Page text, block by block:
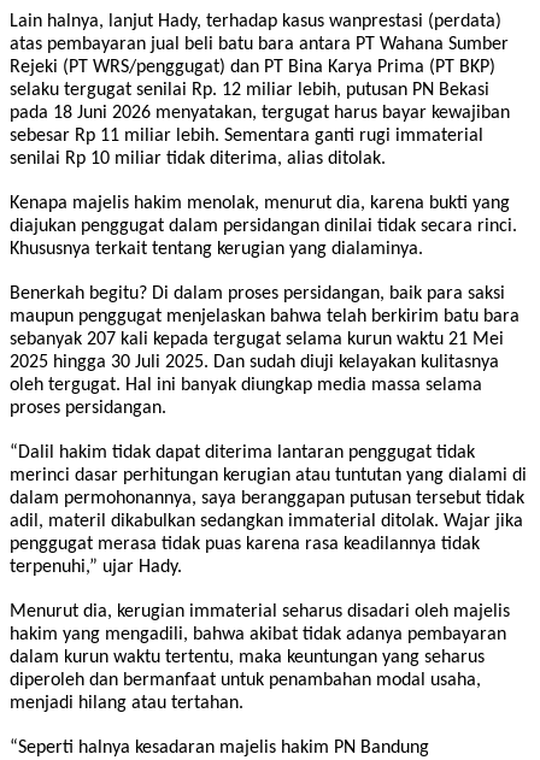
Lain halnya, lanjut Hady, terhadap kasus wanprestasi (perdata)
atas pembayaran jual beli batu bara antara PT Wahana Sumber
Rejeki (PT WRS/penggugat) dan PT Bina Karya Prima (PT BKP)
selaku tergugat senilai Rp. 12 miliar lebih, putusan PN Bekasi
pada 18 Juni 2026 menyatakan, tergugat harus bayar kewajiban
sebesar Rp 11 miliar lebih. Sementara ganti rugi immaterial
senilai Rp 10 miliar tidak diterima, alias ditolak.
Kenapa majelis hakim menolak, menurut dia, karena bukti yang
diajukan penggugat dalam persidangan dinilai tidak secara rinci.
Khususnya terkait tentang kerugian yang dialaminya.
Benerkah begitu? Di dalam proses persidangan, baik para saksi
maupun penggugat menjelaskan bahwa telah berkirim batu bara
sebanyak 207 kali kepada tergugat selama kurun waktu 21 Mei
2025 hingga 30 Juli 2025. Dan sudah diuji kelayakan kulitasnya
oleh tergugat. Hal ini banyak diungkap media massa selama
proses persidangan.
“Dalil hakim tidak dapat diterima lantaran penggugat tidak
merinci dasar perhitungan kerugian atau tuntutan yang dialami di
dalam permohonannya, saya beranggapan putusan tersebut tidak
adil, materil dikabulkan sedangkan immaterial ditolak. Wajar jika
penggugat merasa tidak puas karena rasa keadilannya tidak
terpenuhi,” ujar Hady.
Menurut dia, kerugian immaterial seharus disadari oleh majelis
hakim yang mengadili, bahwa akibat tidak adanya pembayaran
dalam kurun waktu tertentu, maka keuntungan yang seharus
diperoleh dan bermanfaat untuk penambahan modal usaha,
menjadi hilang atau tertahan.
“Seperti halnya kesadaran majelis hakim PN Bandung